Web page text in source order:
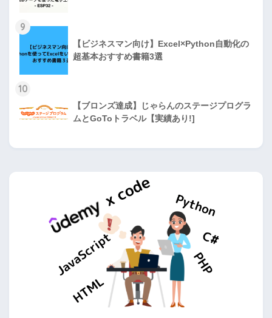
9
【ビジネスマン向け】Excel×Python自動化の
超基本おすすめ書籍3選
10
【ブロンズ達成】じゃらんのステージプログラ
ムとGoToトラベル【実績あり!]